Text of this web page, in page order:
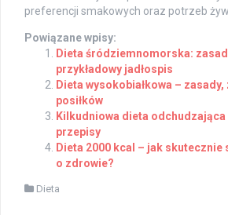
preferencji smakowych oraz potrzeb
Powiązane wpisy:
Dieta śródziemnomorska:
przykładowy jadłospis
Dieta wysokobiałkowa –
posiłków
Kilkudniowa dieta
przepisy
Dieta 2000 kcal – jak skutecznie
o zdrowie?
Dieta